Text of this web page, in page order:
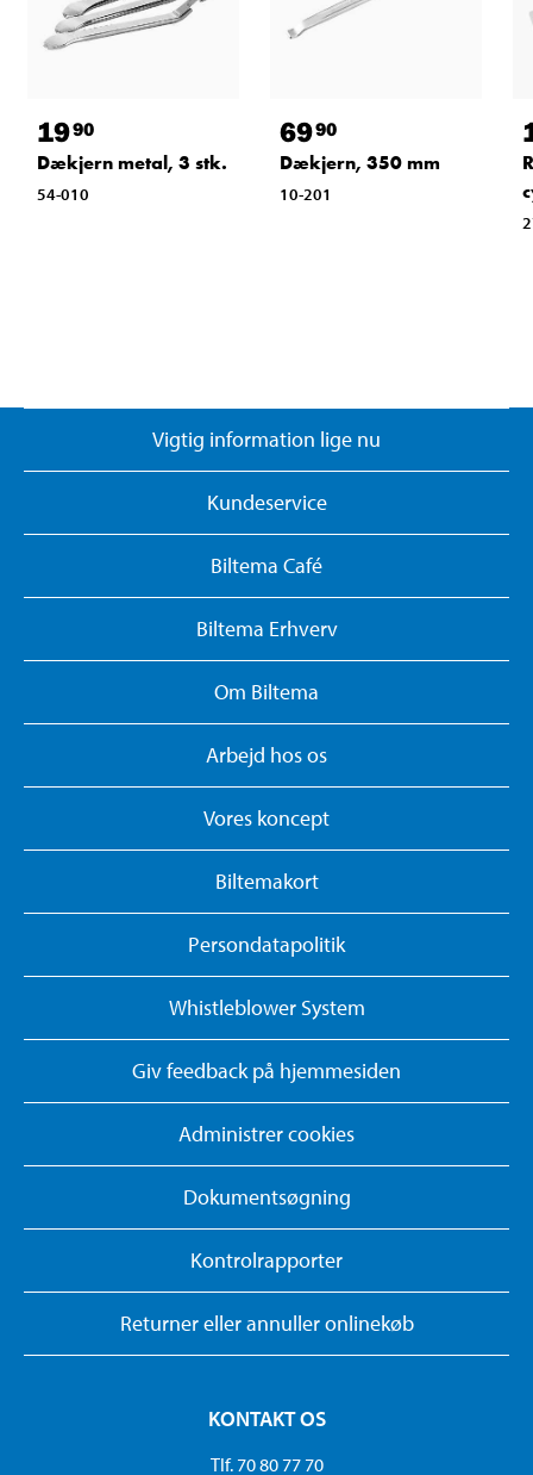
1990
Dækjern metal, 3 stk.
54-010
6990
Dækjern, 350 mm
10-201
Vigtig information lige nu
Kundeservice
Biltema Café
Biltema Erhverv
Om Biltema
Arbejd hos os
Vores koncept
Biltemakort
Persondatapolitik
Whistleblower System
Giv feedback på hjemmesiden
Administrer cookies
Dokumentsøgning
Kontrolrapporter
Returner eller annuller onlinekøb
KONTAKT OS
Tlf. 70 80 77 70